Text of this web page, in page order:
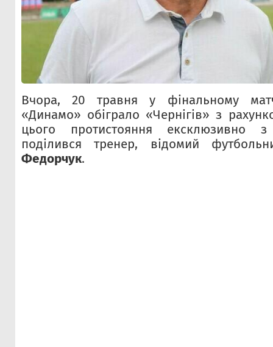
Вчора, 20 травня у фінальному
«Динамо» обіграло «Чернігів» з
цього протистояння
поділився тренер, відомий
Федорчук.